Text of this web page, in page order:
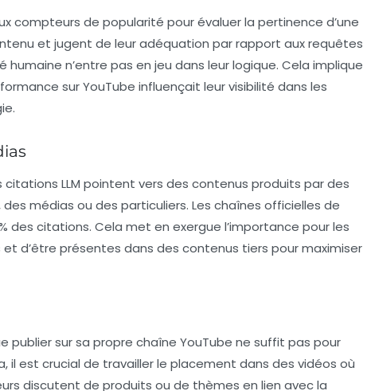
compteurs de popularité pour évaluer la pertinence d’une
et jugent de leur adéquation par rapport aux requêtes
humaine n’entre pas en jeu dans leur logique. Cela implique
sur YouTube influençait leur visibilité dans les
citations LLM pointent vers des contenus produits par des
médias ou des particuliers. Les chaînes officielles de
des citations. Cela met en exergue l’importance pour les
d’être présentes dans des contenus tiers pour maximiser
sur sa propre chaîne YouTube ne suffit pas pour
il est crucial de travailler le placement dans des vidéos où
discutent de produits ou de thèmes en lien avec la